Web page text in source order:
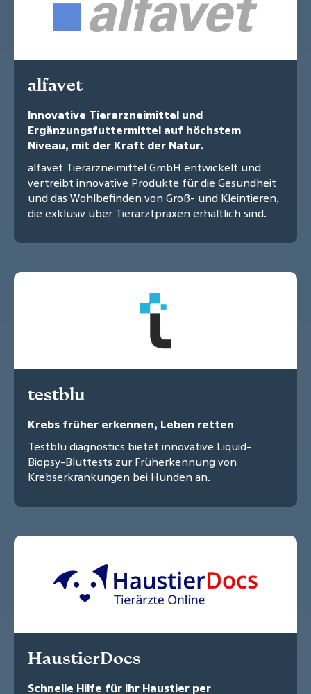
alfavet
Innovative Tierarzneimittel und
Ergänzungsfuttermittel auf höchstem
Niveau, mit der Kraft der Natur.
alfavet Tierarzneimittel GmbH entwickelt und
vertreibt innovative Produkte für die Gesundheit
und das Wohlbefinden von Groß- und Kleintieren,
die exklusiv über Tierarztpraxen erhältlich sind.
testblu
Krebs früher erkennen, Leben retten
Testblu diagnostics bietet innovative Liquid-
Biopsy-Bluttests zur Früherkennung von
Krebserkrankungen bei Hunden an.
HaustierDocs
Schnelle Hilfe für Ihr Haustier per